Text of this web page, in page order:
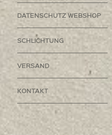
DATENSCHUTZ WEBSHOP
SCHLICHTUNG
VERSAND
KONTAKT